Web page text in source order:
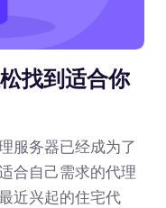
找到适合你
服务器已经成为了
合自己需求的代理
近兴起的住宅代